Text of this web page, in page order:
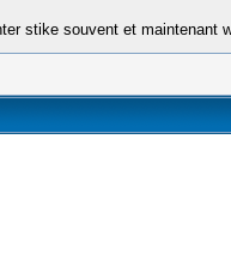
stike souvent et maintenant